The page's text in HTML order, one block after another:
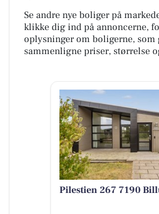
Se andre nye boliger på
klikke dig ind på annoncerne,
oplysninger om boligerne, som
sammenligne priser, størrelse
Pilestien 267 7190